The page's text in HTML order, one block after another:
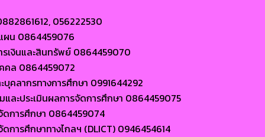
056222530
ผน 0864459076
รเงินและสินทรัพย์ 0864459070
คล 0864459072
คลากรทางการศึกษา 0991644292
ละประเมินผลการจัดการศึกษา 0864459075
ดการศึกษา 0864459074
การศึกษาทางไกลฯ (DLICT) 0946454614